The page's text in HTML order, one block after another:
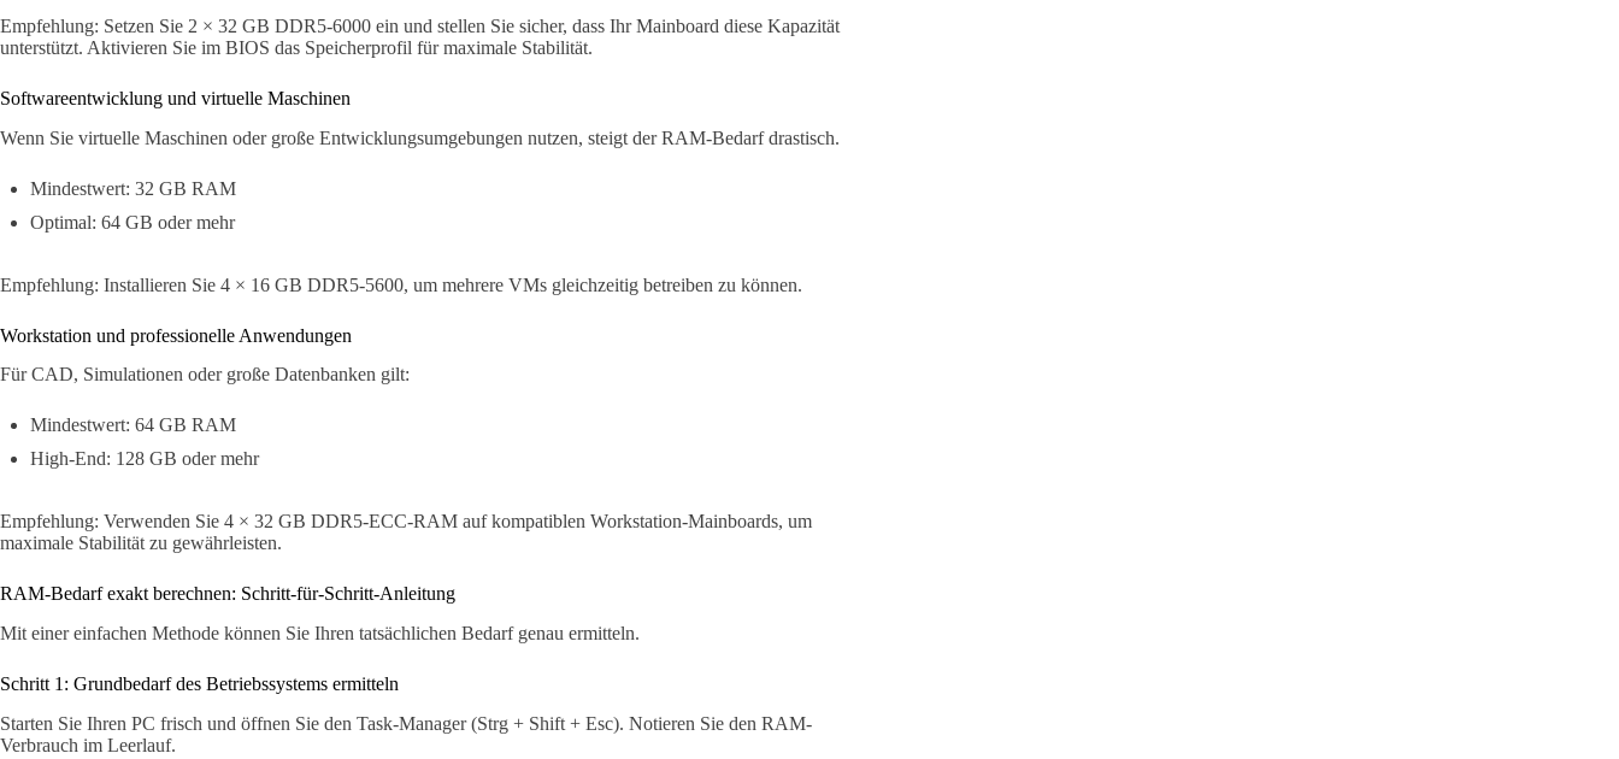
Empfehlung: Setzen Sie 2 × 32 GB DDR5-6000 ein und stellen Sie sicher, dass Ihr Mainboard diese Kapazität
unterstützt. Aktivieren Sie im BIOS das Speicherprofil für maximale Stabilität.
Softwareentwicklung und virtuelle Maschinen
Wenn Sie virtuelle Maschinen oder große Entwicklungsumgebungen nutzen, steigt der RAM-Bedarf drastisch.
Mindestwert: 32 GB RAM
Optimal: 64 GB oder mehr
Empfehlung: Installieren Sie 4 × 16 GB DDR5-5600, um mehrere VMs gleichzeitig betreiben zu können.
Workstation und professionelle Anwendungen
Für CAD, Simulationen oder große Datenbanken gilt:
Mindestwert: 64 GB RAM
High-End: 128 GB oder mehr
Empfehlung: Verwenden Sie 4 × 32 GB DDR5-ECC-RAM auf kompatiblen Workstation-Mainboards, um
maximale Stabilität zu gewährleisten.
RAM-Bedarf exakt berechnen: Schritt-für-Schritt-Anleitung
Mit einer einfachen Methode können Sie Ihren tatsächlichen Bedarf genau ermitteln.
Schritt 1: Grundbedarf des Betriebssystems ermitteln
Starten Sie Ihren PC frisch und öffnen Sie den Task-Manager (Strg + Shift + Esc). Notieren Sie den RAM-
Verbrauch im Leerlauf.